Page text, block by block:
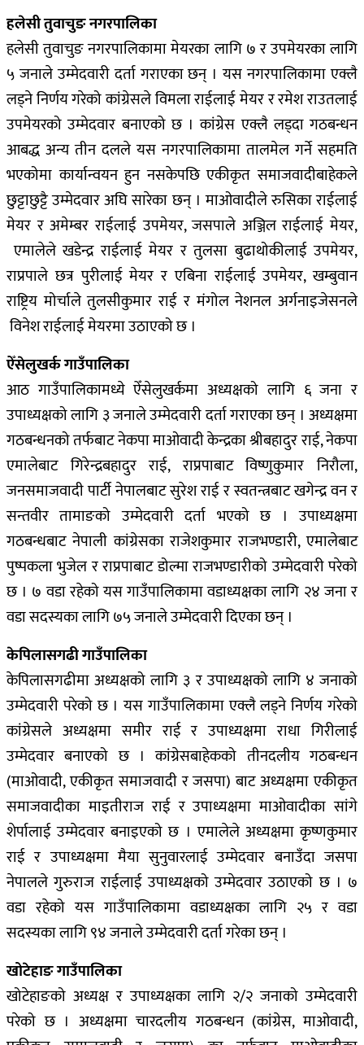
हलेसी तुवाचुङ नगरपालिका
हलेसी तुवाचुङ नगरपालिकामा मेयरका लागि ७ र उपमेयरका लागि
५ जनाले उम्मेदवारी दर्ता गराएका छन् । यस नगरपालिकामा एक्लै
लड्ने निर्णय गरेको कांग्रेसले विमला राईलाई मेयर र रमेश राउतलाई
उपमेयरको उम्मेदवार बनाएको छ । कांग्रेस एक्लै लड्दा गठबन्धन
आबद्ध अन्य तीन दलले यस नगरपालिकामा तालमेल गर्ने सहमति
भएकोमा कार्यान्वयन हुन नसकेपछि एकीकृत समाजवादीबाहेकले
छुट्टाछुट्टै उम्मेदवार अघि सारेका छन् । माओवादीले रुसिका राईलाई
मेयर र अमेम्बर राईलाई उपमेयर, जसपाले अञ्जिल राईलाई मेयर,
एमालेले खडेन्द्र राईलाई मेयर र तुलसा बुढाथोकीलाई उपमेयर,
राप्रपाले छत्र पुरीलाई मेयर र एबिना राईलाई उपमेयर, खम्बुवान
राष्ट्रिय मोर्चाले तुलसीकुमार राई र मंगोल नेशनल अर्गनाइजेसनले
विनेश राईलाई मेयरमा उठाएको छ ।
ऐँसेलुखर्क गाउँपालिका
आठ गाउँपालिकामध्ये ऐँसेलुखर्कमा अध्यक्षको लागि ६ जना र
उपाध्यक्षको लागि ३ जनाले उम्मेदवारी दर्ता गराएका छन् । अध्यक्षमा
गठबन्धनको तर्फबाट नेकपा माओवादी केन्द्रका श्रीबहादुर राई, नेकपा
एमालेबाट गिरेन्द्रबहादुर राई, राप्रपाबाट विष्णुकुमार निरौला,
जनसमाजवादी पार्टी नेपालबाट सुरेश राई र स्वतन्त्रबाट खगेन्द्र वन र
सन्तवीर तामाङको उम्मेदवारी दर्ता भएको छ । उपाध्यक्षमा
गठबन्धबाट नेपाली कांग्रेसका राजेशकुमार राजभण्डारी, एमालेबाट
पुष्पकला भुजेल र राप्रपाबाट डोल्मा राजभण्डारीको उम्मेदवारी परेको
छ । ७ वडा रहेको यस गाउँपालिकामा वडाध्यक्षका लागि २४ जना र
वडा सदस्यका लागि ७५ जनाले उम्मेदवारी दिएका छन् ।
केपिलासगढी गाउँपालिका
केपिलासगढीमा अध्यक्षको लागि ३ र उपाध्यक्षको लागि ४ जनाको
उम्मेदवारी परेको छ । यस गाउँपालिकामा एक्लै लड्ने निर्णय गरेको
कांग्रेसले अध्यक्षमा समीर राई र उपाध्यक्षमा राधा गिरीलाई
उम्मेदवार बनाएको छ । कांग्रेसबाहेकको तीनदलीय गठबन्धन
(माओवादी, एकीकृत समाजवादी र जसपा) बाट अध्यक्षमा एकीकृत
समाजवादीका माइतीराज राई र उपाध्यक्षमा माओवादीका सांगे
शेर्पालाई उम्मेदवार बनाइएको छ । एमालेले अध्यक्षमा कृष्णकुमार
राई र उपाध्यक्षमा मैया सुनुवारलाई उम्मेदवार बनाउँदा जसपा
नेपालले गुरुराज राईलाई उपाध्यक्षको उम्मेदवार उठाएको छ । ७
वडा रहेको यस गाउँपालिकामा वडाध्यक्षका लागि २५ र वडा
सदस्यका लागि ९४ जनाले उम्मेदवारी दर्ता गरेका छन् ।
खोटेहाङ गाउँपालिका
खोटेहाङको अध्यक्ष र उपाध्यक्षका लागि २/२ जनाको उम्मेदवारी
परेको छ । अध्यक्षमा चारदलीय गठबन्धन (कांग्रेस, माओवादी,